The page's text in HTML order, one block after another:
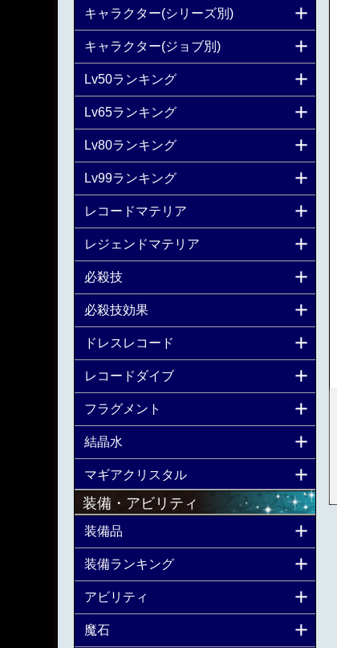
キャラクター(シリーズ別)
キャラクター(ジョブ別)
Lv50ランキング
Lv65ランキング
Lv80ランキング
Lv99ランキング
レコードマテリア
レジェンドマテリア
必殺技
必殺技効果
ドレスレコード
レコードダイブ
フラグメント
結晶水
マギアクリスタル
装備・アビリティ
装備品
装備ランキング
アビリティ
魔石